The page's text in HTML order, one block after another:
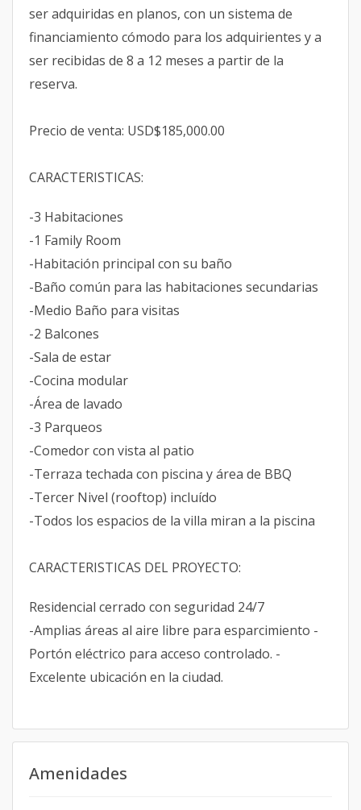
ser adquiridas en planos, con un sistema de
financiamiento cómodo para los adquirientes y a
ser recibidas de 8 a 12 meses a partir de la
reserva.
Precio de venta: USD$185,000.00
CARACTERISTICAS:
-3 Habitaciones
-1 Family Room
-Habitación principal con su baño
-Baño común para las habitaciones secundarias
-Medio Baño para visitas
-2 Balcones
-Sala de estar
-Cocina modular
-Área de lavado
-3 Parqueos
-Comedor con vista al patio
-Terraza techada con piscina y área de BBQ
-Tercer Nivel (rooftop) incluído
-Todos los espacios de la villa miran a la piscina
CARACTERISTICAS DEL PROYECTO:
Residencial cerrado con seguridad 24/7
-Amplias áreas al aire libre para esparcimiento -
Portón eléctrico para acceso controlado. -
Excelente ubicación en la ciudad.
Amenidades